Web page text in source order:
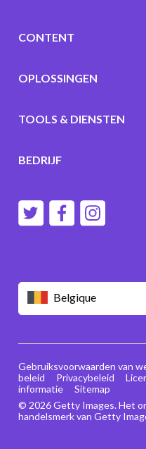
Belgique
CONTENT
OPLOSSINGEN
TOOLS & DIENSTEN
BEDRIJF
© 2026 Getty Images. Het
handelsmerk van Getty
Gebruiksvoorwaarden van
beleid
Privacybeleid
informatie
Sitemap